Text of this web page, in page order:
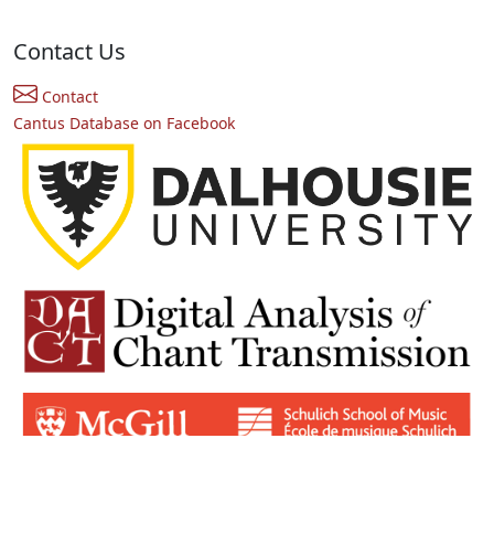
Contact Us
Contact
Cantus Database on Facebook